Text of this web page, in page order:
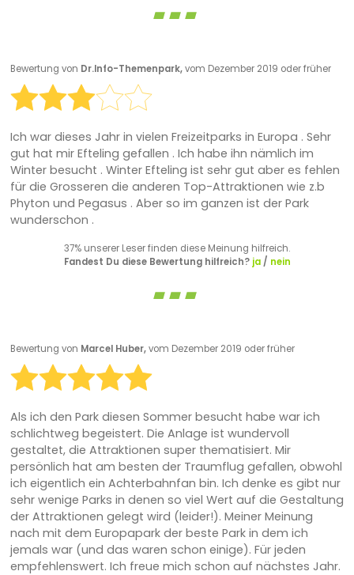
Bewertung von Dr.Info-Themenpark,vom Dezember 2019 oder früher
Ich war dieses Jahr in vielen Freizeitparks in Europa . Sehr
gut hat mir Efteling gefallen . Ich habe ihn nämlich im
Winter besucht . Winter Efteling ist sehr gut aber es fehlen
für die Grosseren die anderen Top-Attraktionen wie z.b
Phyton und Pegasus . Aber so im ganzen ist der Park
wunderschon .
37% unserer Leser finden diese Meinung hilfreich.
Fandest Du diese Bewertung hilfreich? ja/ nein
Bewertung von Marcel Huber,vom Dezember 2019 oder früher
Als ich den Park diesen Sommer besucht habe war ich
schlichtweg begeistert. Die Anlage ist wundervoll
gestaltet, die Attraktionen super thematisiert. Mir
persönlich hat am besten der Traumflug gefallen, obwohl
ich eigentlich ein Achterbahnfan bin. Ich denke es gibt nur
sehr wenige Parks in denen so viel Wert auf die Gestaltung
der Attraktionen gelegt wird (leider!). Meiner Meinung
nach mit dem Europapark der beste Park in dem ich
jemals war (und das waren schon einige). Für jeden
empfehlenswert. Ich freue mich schon auf nächstes Jahr.